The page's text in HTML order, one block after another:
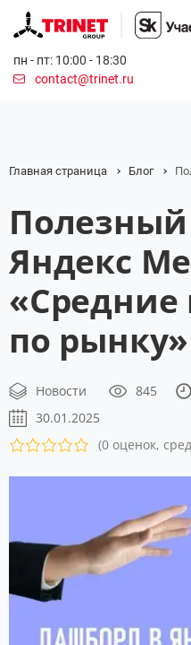
пн - пт: 10:00 - 18:30
contact@trinet.ru
Главная страница Блог
Яндекс
«Средние
по рынку»
Новости 845
30.01.2025
(0 оценок,